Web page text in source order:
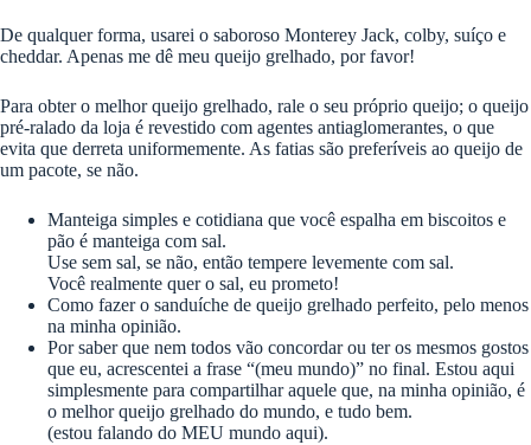
De qualquer forma, usarei o saboroso Monterey Jack, colby, suíço e
cheddar. Apenas me dê meu queijo grelhado, por favor!
Para obter o melhor queijo grelhado, rale o seu próprio queijo; o queijo
pré-ralado da loja é revestido com agentes antiaglomerantes, o que
evita que derreta uniformemente. As fatias são preferíveis ao queijo de
um pacote, se não.
Manteiga simples e cotidiana que você espalha em biscoitos e
pão é manteiga com sal.
Use sem sal, se não, então tempere levemente com sal.
Você realmente quer o sal, eu prometo!
Como fazer o sanduíche de queijo grelhado perfeito, pelo menos
na minha opinião.
Por saber que nem todos vão concordar ou ter os mesmos gostos
que eu, acrescentei a frase “(meu mundo)” no final. Estou aqui
simplesmente para compartilhar aquele que, na minha opinião, é
o melhor queijo grelhado do mundo, e tudo bem.
(estou falando do MEU mundo aqui).